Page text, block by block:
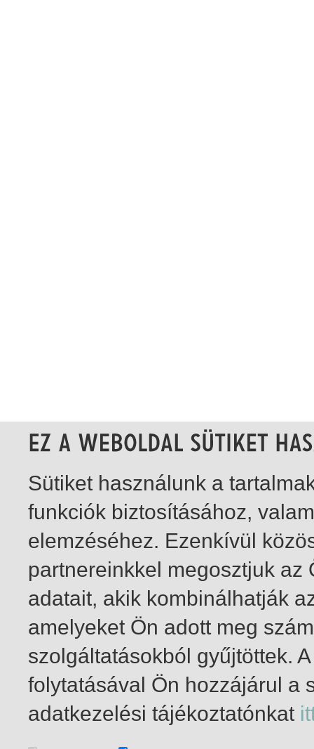
1-1 / insgesamt 1 Treffer
Sütiket használunk a
funkciók biztosításához,
elemzéséhez. Ezenkívül
partnereinkkel megosztjuk
adatait, akik kombinálhatják
amelyeket Ön adott meg
szolgáltatásokból gyűjtöttek.
folytatásával Ön hozzájárul a
adatkezelési tájékoztatónkat